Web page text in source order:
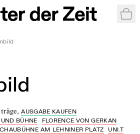
,AUSGABE KAUFEN
BÜHNE
FLORENCE VON GERKAN
AM LEHNINER PLATZ
UNI.T